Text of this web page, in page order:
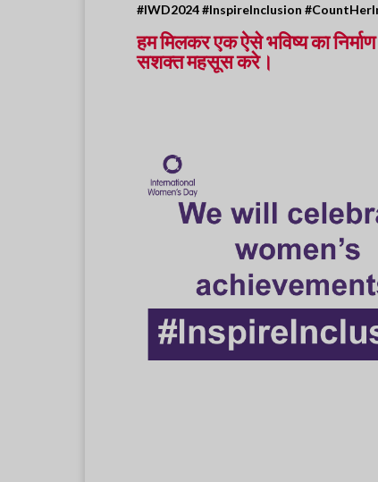
#IWD2024 #InspireInclusion
हम मिलकर एक ऐसे भविष्य का
सशक्त महसूस करे।